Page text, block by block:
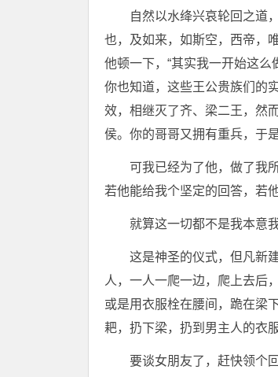
自然以水绛兴哀轮回之道
也，及如来，如斯空，西帝，
他顿一下，“其实我一开始这
你也知道，这些王公贵族们的
效，相继灭了齐、梁二王，然
侯。你的哥哥又拥有重兵，于
可我已经为了他，做了我
若他能给我个坚定的回答，
就算这一切都不是我本意
这是神圣的仪式，但凡新
人，一人一爬一边，爬上去后
或是用衣服栓在腰间，跪在梁
耙，扔下梁，扔到男主人的衣
要谈女朋友了，赶快领个